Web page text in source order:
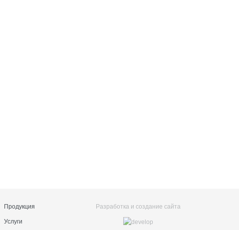
Продукция
Услуги
Разработка и создание сайта